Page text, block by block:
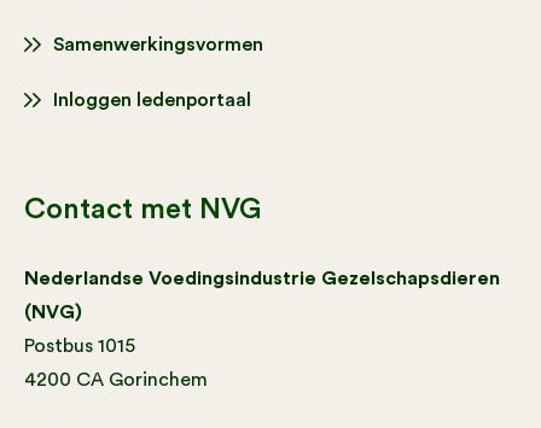
Samenwerkingsvormen
Inloggen ledenportaal
Contact met NVG
Nederlandse Voedingsindustrie Gezelschapsdieren
(NVG)
Postbus 1015
4200 CA Gorinchem